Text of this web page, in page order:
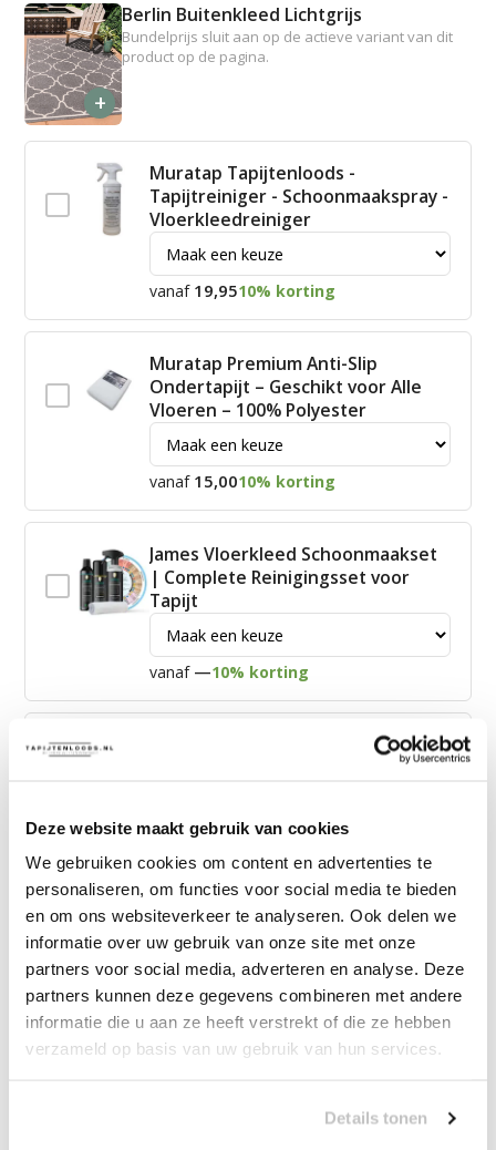
Deze website maakt gebruik van cookies
We gebruiken cookies om content en advertenties te
personaliseren, om functies voor social media te bieden
en om ons websiteverkeer te analyseren. Ook delen we
informatie over uw gebruik van onze site met onze
partners voor social media, adverteren en analyse. Deze
partners kunnen deze gegevens combineren met andere
informatie die u aan ze heeft verstrekt of die ze hebben
verzameld op basis van uw gebruik van hun services.
Details tonen
+
Berlin Buitenkleed Lichtgrijs
Bundelprijs sluit aan op de actieve variant van dit
product op de pagina.
Muratap Tapijtenloods -
Tapijtreiniger - Schoonmaakspray -
Vloerkleedreiniger
vanaf 19,9510% korting
Muratap Premium Anti-Slip
Ondertapijt – Geschikt voor Alle
Vloeren – 100% Polyester
vanaf 15,0010% korting
James Vloerkleed Schoonmaakset
| Complete Reinigingsset voor
Tapijt
vanaf —10% korting
Muratap Samba Fluffy Badmat
vanaf 19,9010% korting
Bundelkorting:
Vink producten om toe te voegen
Heb je een vraag over dit product?